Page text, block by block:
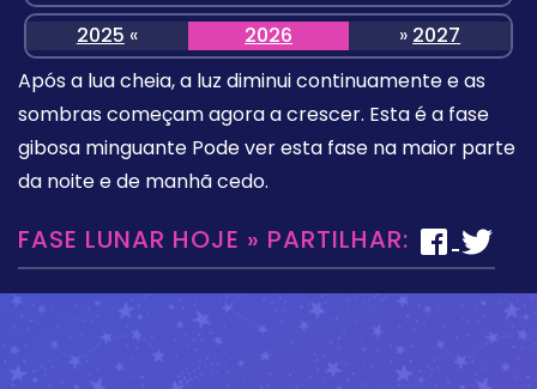
2025 « 2026 » 2027
Após a lua cheia, a luz diminui continuamente e as
sombras começam agora a crescer. Esta é a fase
gibosa minguante Pode ver esta fase na maior parte
da noite e de manhã cedo.
FASE LUNAR HOJE » PARTILHAR: